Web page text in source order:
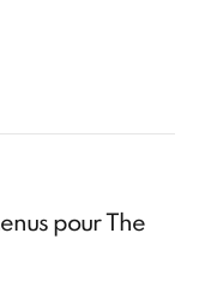
pour The